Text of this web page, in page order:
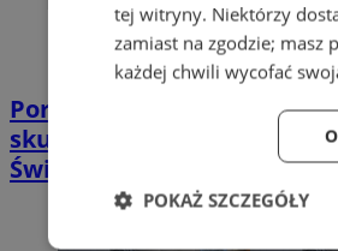
Poradnia leczenia ran
skuteczna terapia trudno
Świętochłowice
tej witryny. Niektórzy
zamiast na zgodzie;
każdej chwili wycofać
POKAŻ SZCZEGÓŁY